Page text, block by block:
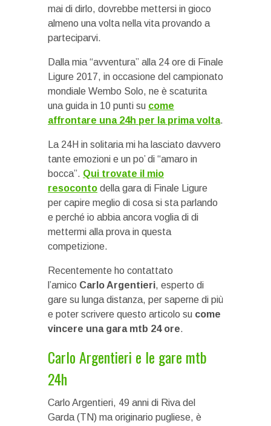
mai di dirlo, dovrebbe mettersi in gioco
almeno una volta nella vita provando a
parteciparvi.
Dalla mia “avventura” alla 24 ore di Finale
Ligure 2017, in occasione del campionato
mondiale Wembo Solo, ne è scaturita
una guida in 10 punti su come
affrontare una 24h per la prima volta.
La 24H in solitaria mi ha lasciato davvero
tante emozioni e un po’ di “amaro in
bocca”. Qui trovate il mio
resoconto della gara di Finale Ligure
per capire meglio di cosa si sta parlando
e perché io abbia ancora voglia di di
mettermi alla prova in questa
competizione.
Recentemente ho contattato
l’amico Carlo Argentieri, esperto di
gare su lunga distanza, per saperne di più
e poter scrivere questo articolo su come
vincere una gara mtb 24 ore.
Carlo Argentieri e le gare mtb
24h
Carlo Argentieri, 49 anni di Riva del
Garda (TN) ma originario pugliese, è